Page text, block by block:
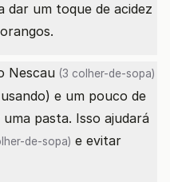
dar um toque de acidez
Nescau (3 colher-de-sopa)
e um pouco de
pasta. Isso ajudará
de-sopa) e evitar